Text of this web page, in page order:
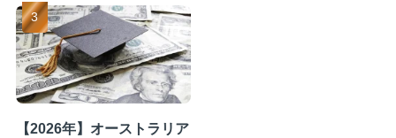
【2026年】オーストラリア